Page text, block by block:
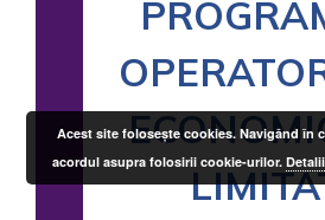
Acest site foloseşte cookies. Navigând în
acordul asupra folosirii cookie-urilor. Detalii